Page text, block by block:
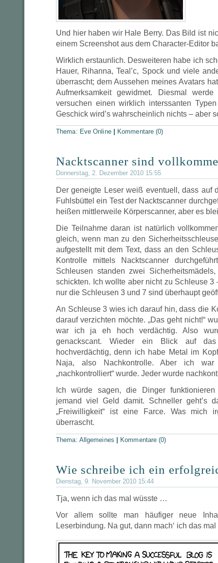
Und hier haben wir Hale Berry. Das Bild ist
einem Screenshot aus dem Character-Editor
Wirklich erstaunlich. Desweiteren habe ich
Hauer, Rihanna, Teal’c, Spock und viele
überrascht; dem Aussehen meines Avatars
Aufmerksamkeit gewidmet. Diesmal
versuchen einen wirklich interssanten
Geschick wird’s wahrscheinlich nichts – aber
Thema: Eve Online Kommentare (0)
Nacktscanner sind
Donnerstag, 2. Dezember 2010 15:55
Der geneigte Leser weiß eventuell, dass auf
Fuhlsbüttel ein Test der Nacktscanner
heißen mittlerweile Körperscanner, aber es
Die Teilnahme daran ist natürlich
gleich, wenn man zu den
aufgestellt mit dem Text, dass an den
Kontrolle mittels Nacktscanner
Schleusen standen zwei
schickten. Ich wollte aber nicht zu Schleuse 3
nur die Schleusen 3 und 7 sind überhaupt
An Schleuse 3 wies ich darauf hin, dass die
darauf verzichten möchte. „Das geht nicht!“
war ich ja eh hoch verdächtig. Also
genackscant. Wieder ein Blick auf
hochverdächtig, denn ich habe Metal im
Naja, also Nachkontrolle. Aber ich
„nachkontrolliert“ wurde. Jeder wurde
Ich würde sagen, die Dinger
jemand viel Geld damit. Schneller geht’s
„Freiwilligkeit“ ist eine Farce. Was mich
überrascht.
Thema: Allgemeines Kommentare (0)
Wie schreibe ich ein
Dienstag, 9. November 2010 15:44
Tja, wenn ich das mal wüsste …
Vor allem sollte man häufiger neue
Leserbindung. Na gut, dann mach‘ ich das